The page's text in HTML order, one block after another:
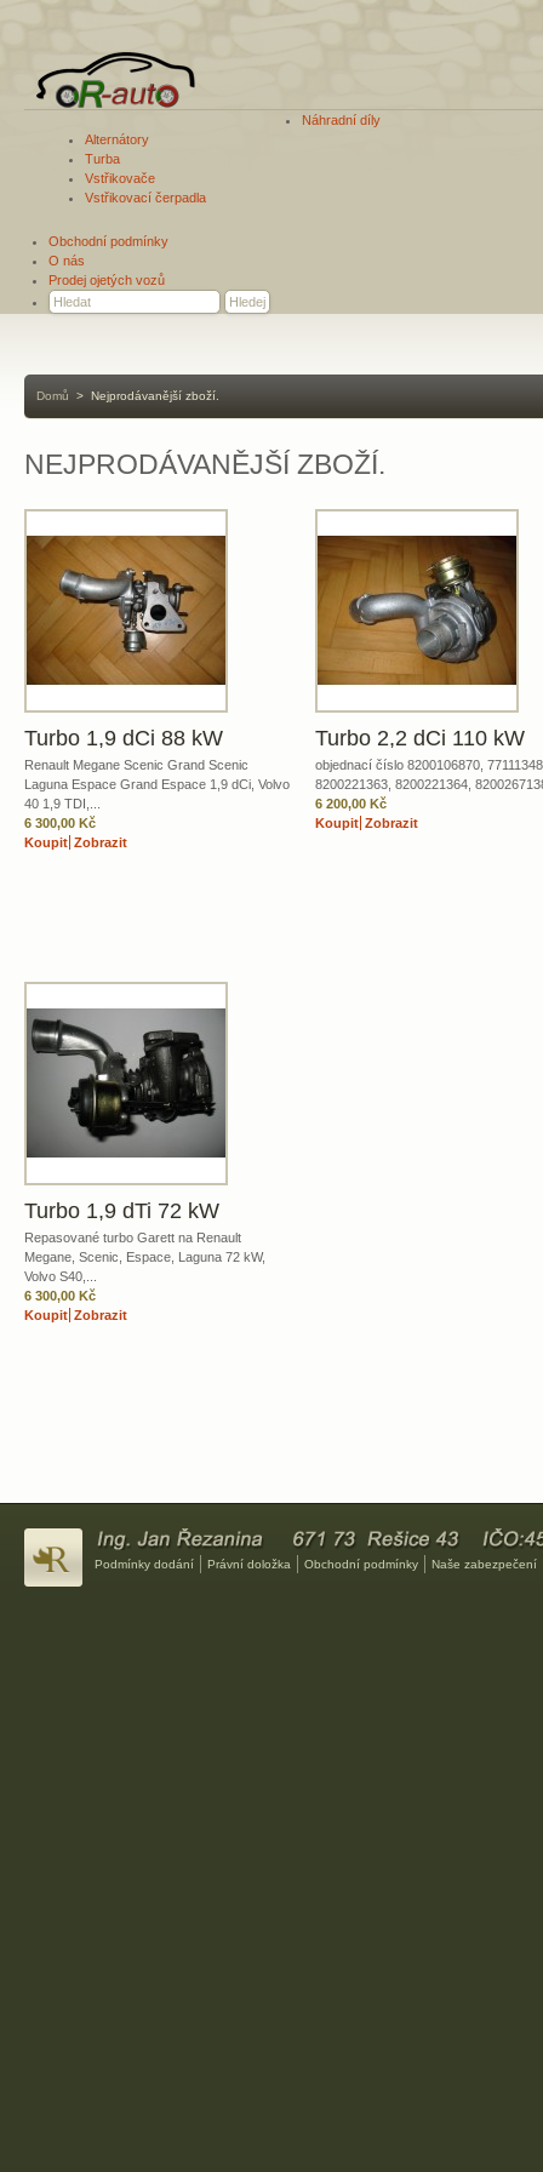
Náhradní díly
Alternátory
Turba
Vstřikovače
Vstřikovací čerpadla
Obchodní podmínky
O nás
Prodej ojetých vozů
Domů > Nejprodávanější zboží.
NEJPRODÁVANĚJŠÍ ZBOŽÍ.
Turbo 1,9 dCi 88 kW
Renault Megane Scenic Grand Scenic
Laguna Espace Grand Espace 1,9 dCi, Volvo
40 1,9 TDI,...
6 300,00 Kč
Koupit Zobrazit
Turbo 2,2 dCi 110 kW
objednací číslo 8200106870,
8200221363, 8200221364,
6 200,00 Kč
Koupit Zobrazit
Turbo 1,9 dTi 72 kW
Repasované turbo Garett na Renault
Megane, Scenic, Espace, Laguna 72 kW,
Volvo S40,...
6 300,00 Kč
Koupit Zobrazit
Podmínky dodání Právní doložka Obchodní podmínky Naše zabezpečení